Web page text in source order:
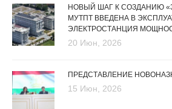
НОВЫЙ ШАГ К СОЗДАНИЮ
МУТПТ ВВЕДЕНА В
ЭЛЕКТРОСТАНЦИЯ
20 Июн, 2026
ПРЕДСТАВЛЕНИЕ
15 Июн, 2026